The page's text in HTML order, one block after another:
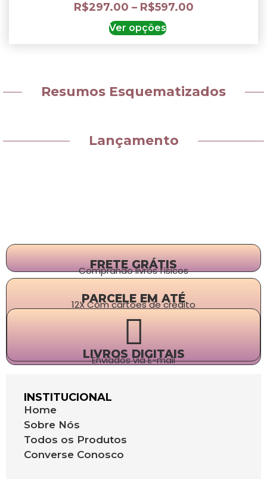
R$297.00 – R$597.00
Ver opções
Resumos Esquematizados
Lançamento
FRETE GRÁTIS
Comprando livros físicos
PARCELE EM ATÉ
12X Com cartões de crédito
LIVROS DIGITAIS
Enviados via E-mail
INSTITUCIONAL
Home
Sobre Nós
Todos os Produtos
Converse Conosco